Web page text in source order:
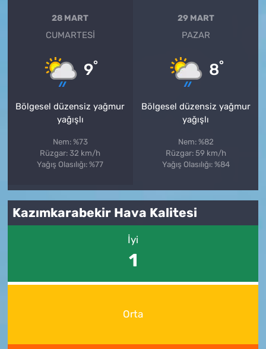
28 MART
CUMARTESI
9°
Bölgesel düzensiz yağmur
yağışlı
Nem: %73
Rüzgar: 32 km/h
Yağış Olasılığı: %77
29 MART
PAZAR
8°
Bölgesel düzensiz yağmur
yağışlı
Nem: %82
Rüzgar: 59 km/h
Yağış Olasılığı: %84
Kazımkarabekir Hava Kalitesi
İyi
1
Orta